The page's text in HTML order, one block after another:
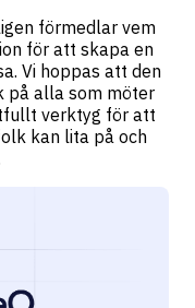
förmedlar vem
för att skapa en
Vi hoppas att den
på alla som möter
verktyg för att
kan lita på och